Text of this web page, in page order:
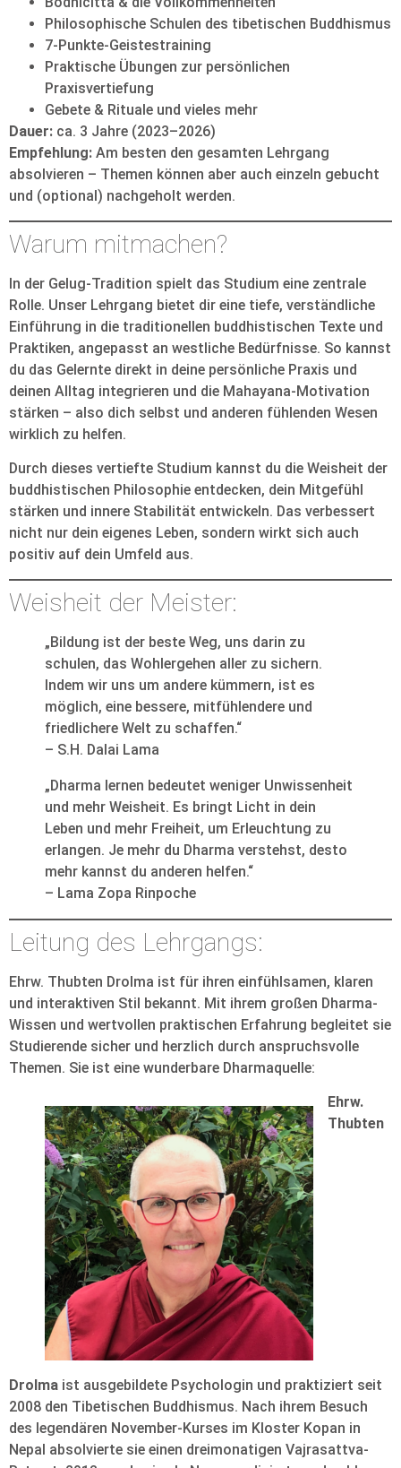
Philosophische Schulen des tibetischen Buddhismus
7-Punkte-Geistestraining
Praktische Übungen zur persönlichen
Praxisvertiefung
Gebete & Rituale und vieles mehr
Dauer: ca. 3 Jahre (2023–2026)
Empfehlung: Am besten den gesamten Lehrgang
absolvieren – Themen können aber auch einzeln gebucht
und (optional) nachgeholt werden.
Warum mitmachen?
In der Gelug-Tradition spielt das Studium eine zentrale
Rolle. Unser Lehrgang bietet dir eine tiefe, verständliche
Einführung in die traditionellen buddhistischen Texte und
Praktiken, angepasst an westliche Bedürfnisse. So kannst
du das Gelernte direkt in deine persönliche Praxis und
deinen Alltag integrieren und die Mahayana-Motivation
stärken – also dich selbst und anderen fühlenden Wesen
wirklich zu helfen.
Durch dieses vertiefte Studium kannst du die Weisheit der
buddhistischen Philosophie entdecken, dein Mitgefühl
stärken und innere Stabilität entwickeln. Das verbessert
nicht nur dein eigenes Leben, sondern wirkt sich auch
positiv auf dein Umfeld aus.
Weisheit der Meister:
„Bildung ist der beste Weg, uns darin zu
schulen, das Wohlergehen aller zu sichern.
Indem wir uns um andere kümmern, ist es
möglich, eine bessere, mitfühlendere und
friedlichere Welt zu schaffen.“
– S.H. Dalai Lama
„Dharma lernen bedeutet weniger Unwissenheit
und mehr Weisheit. Es bringt Licht in dein
Leben und mehr Freiheit, um Erleuchtung zu
erlangen. Je mehr du Dharma verstehst, desto
mehr kannst du anderen helfen.“
– Lama Zopa Rinpoche
Leitung des Lehrgangs:
Ehrw. Thubten Drolma ist für ihren einfühlsamen, klaren
und interaktiven Stil bekannt. Mit ihrem großen Dharma-
Wissen und wertvollen praktischen Erfahrung begleitet sie
Studierende sicher und herzlich durch anspruchsvolle
Themen. Sie ist eine wunderbare Dharmaquelle:
Ehrw.
Thubten
Drolma ist ausgebildete Psychologin und praktiziert seit
2008 den Tibetischen Buddhismus. Nach ihrem Besuch
des legendären November-Kurses im Kloster Kopan in
Nepal absolvierte sie einen dreimonatigen Vajrasattva-